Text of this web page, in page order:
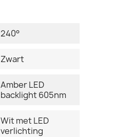
240°
Zwart
Amber LED
backlight 605nm
Wit met LED
verlichting